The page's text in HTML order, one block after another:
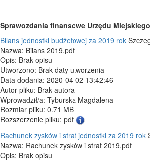
Sprawozdania finansowe Urzędu
Bilans jednostki budżetowej za 2019 rok
Nazwa: Bilans 2019.pdf
Opis: Brak opisu
Utworzono: Brak daty utworzenia
Data dodania: 2020-04-02 13:42:46
Autor pliku: Brak autora
Wprowadził/a: Tyburska Magdalena
Rozmiar pliku: 0.71 MB
Rozszerzenie pliku: pdf
Rachunek zysków i strat jednostki za 2019 rok
Nazwa: Rachunek zysków i strat 2019.pdf
Opis: Brak opisu